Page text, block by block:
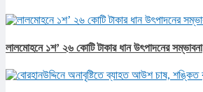
লালমোহনে ১শ’ ২৬ কোটি টাকার ধান উৎপাদনের সম্ভাবনা